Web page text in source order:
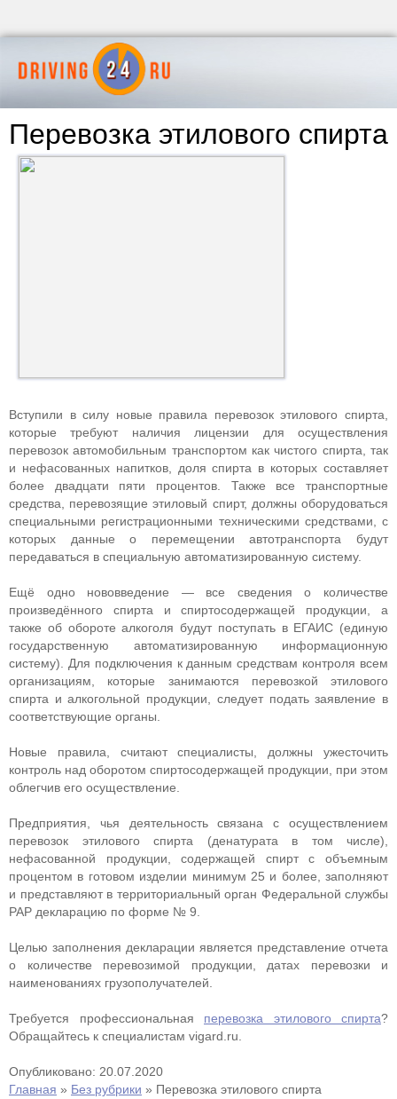
Перевозка этилового спирта
Вступили в силу новые правила перевозок этилового спирта,
которые требуют наличия лицензии для осуществления
перевозок автомобильным транспортом как чистого спирта, так
и нефасованных напитков, доля спирта в которых составляет
более двадцати пяти процентов. Также все транспортные
средства, перевозящие этиловый спирт, должны оборудоваться
специальными регистрационными техническими средствами, с
которых данные о перемещении автотранспорта будут
передаваться в специальную автоматизированную систему.
Ещё одно нововведение — все сведения о количестве
произведённого спирта и спиртосодержащей продукции, а
также об обороте алкоголя будут поступать в ЕГАИС (единую
государственную автоматизированную информационную
систему). Для подключения к данным средствам контроля всем
организациям, которые занимаются перевозкой этилового
спирта и алкогольной продукции, следует подать заявление в
соответствующие органы.
Новые правила, считают специалисты, должны ужесточить
контроль над оборотом спиртосодержащей продукции, при этом
облегчив его осуществление.
Предприятия, чья деятельность связана с осуществлением
перевозок этилового спирта (денатурата в том числе),
нефасованной продукции, содержащей спирт с объемным
процентом в готовом изделии минимум 25 и более, заполняют
и представляют в территориальный орган Федеральной службы
РАР декларацию по форме № 9.
Целью заполнения декларации является представление отчета
о количестве перевозимой продукции, датах перевозки и
наименованиях грузополучателей.
Требуется профессиональная перевозка этилового спирта?
Обращайтесь к специалистам vigard.ru.
Опубликовано: 20.07.2020
Главная » Без рубрики » Перевозка этилового спирта